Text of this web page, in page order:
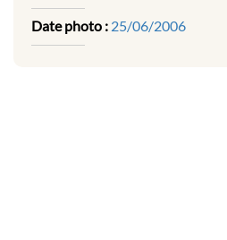
Date photo : 25/06/2006